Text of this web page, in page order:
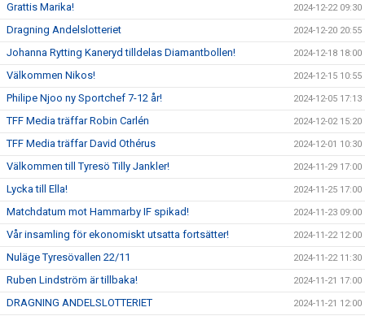
Grattis Marika! 2024-12-22 09:30
Dragning Andelslotteriet 2024-12-20 20:55
Johanna Rytting Kaneryd tilldelas Diamantbollen! 2024-12-18 18:00
Välkommen Nikos! 2024-12-15 10:55
Philipe Njoo ny Sportchef 7-12 år! 2024-12-05 17:13
TFF Media träffar Robin Carlén 2024-12-02 15:20
TFF Media träffar David Othérus 2024-12-01 10:30
Välkommen till Tyresö Tilly Jankler! 2024-11-29 17:00
Lycka till Ella! 2024-11-25 17:00
Matchdatum mot Hammarby IF spikad! 2024-11-23 09:00
Vår insamling för ekonomiskt utsatta fortsätter! 2024-11-22 12:00
Nuläge Tyresövallen 22/11 2024-11-22 11:30
Ruben Lindström är tillbaka! 2024-11-21 17:00
DRAGNING ANDELSLOTTERIET 2024-11-21 12:00